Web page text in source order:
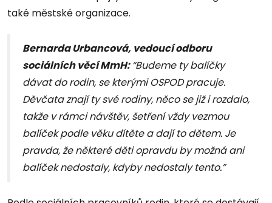
také městské organizace.
Bernarda Urbancová, vedoucí odboru
sociálních věcí MmH:“Budeme ty balíčky
dávat do rodin, se kterými OSPOD pracuje.
Děvčata znají ty své rodiny, něco se již i rozdalo,
takže v rámci návštěv, šetření vždy vezmou
balíček podle věku dítěte a dají to dětem. Je
pravda, že některé děti opravdu by možná ani
balíček nedostaly, kdyby nedostaly tento.”